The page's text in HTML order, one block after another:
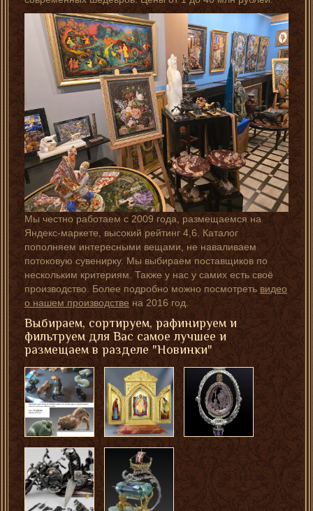
Мы честно работаем с 2009 года, размещаемся на
Яндекс-маркете, высокий рейтинг 4,6. Каталог
пополняем интересными вещами, не наваливаем
потоковую сувенирку. Мы выбираем поставщиков по
нескольким критериям. Также у нас у самих есть своё
производство. Более подробно можно посмотретьвидео
о нашем производствена 2016 год.
Выбираем, сортируем, рафинируем и
фильтруем для Вас самое лучшее и
размещаем в разделе "Новинки"